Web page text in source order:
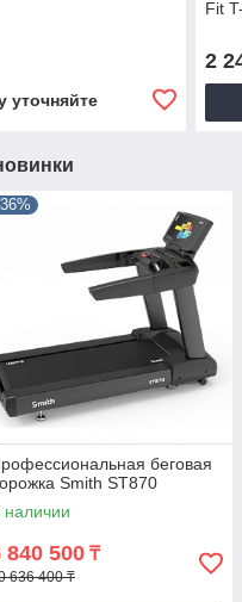
уточняйте
Fit
2
беговая
Smith ST870
наличии
840 500 ₸
636 400 ₸